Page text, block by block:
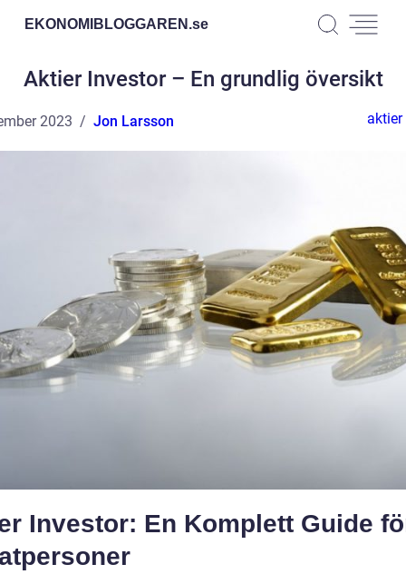
EKONOMIBLOGGAREN.se
Aktier Investor – En grundlig översikt
2023 Jon Larsson
Investor: En Komplett Guide